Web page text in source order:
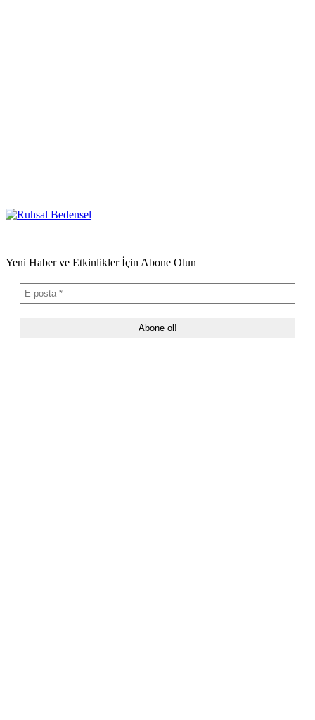
Yeni Haber ve Etkinlikler İçin Abone Olun